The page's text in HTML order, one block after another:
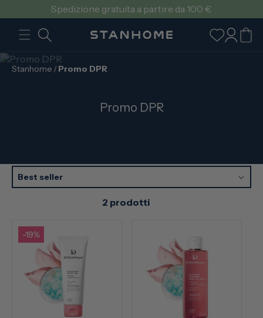
DIRETTAMENTESpedizione gratuita a partire da 100 €
Accedi
Carrello
Stanhome / Promo DPR
C
e
i
o
Promo DPR
Best seller
2 prodotti
-19%